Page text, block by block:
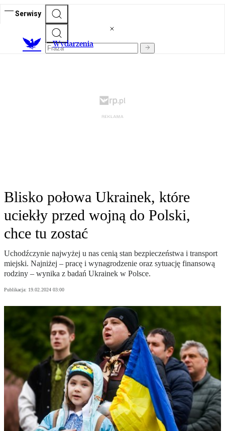
Serwisy
Wydarzenia
Blisko połowa Ukrainek, które
uciekły przed wojną do Polski,
chce tu zostać
Uchodźczynie najwyżej u nas cenią stan bezpieczeństwa i transport
miejski. Najniżej – pracę i wynagrodzenie oraz sytuację finansową
rodziny – wynika z badań Ukrainek w Polsce.
Publikacja: 19.02.2024 03:00